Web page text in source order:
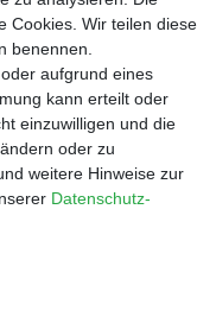
Cookies. Wir teilen diese
benennen.
aufgrund eines
kann erteilt oder
einzuwilligen und die
oder zu
weitere Hinweise zur
Daten­schutz­